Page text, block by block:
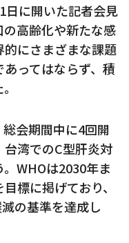
日に開いた記者会見
高齢化や新たな感
にさまざまな課題
ってはならず、積
会期間中に4回開
湾でのC型肝炎対
WHOは2030年ま
標に掲げており、
の基準を達成し